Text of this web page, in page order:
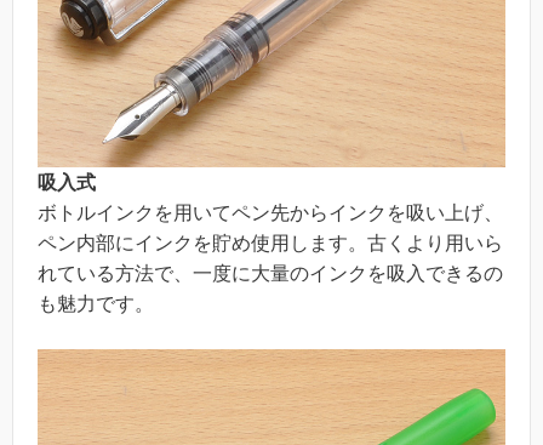
吸入式
ボトルインクを用いてペン先からインクを吸い上げ、
ペン内部にインクを貯め使用します。古くより用いら
れている方法で、一度に大量のインクを吸入できるの
も魅力です。